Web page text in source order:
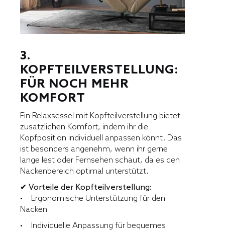
3.
KOPFTEILVERSTELLUNG:
FÜR NOCH MEHR
KOMFORT
Ein Relaxsessel mit Kopfteilverstellung bietet
zusätzlichen Komfort, indem ihr die
Kopfposition individuell anpassen könnt. Das
ist besonders angenehm, wenn ihr gerne
lange lest oder Fernsehen schaut, da es den
Nackenbereich optimal unterstützt.
✔ Vorteile der Kopfteilverstellung:
• Ergonomische Unterstützung für den
Nacken
• Individuelle Anpassung für bequemes